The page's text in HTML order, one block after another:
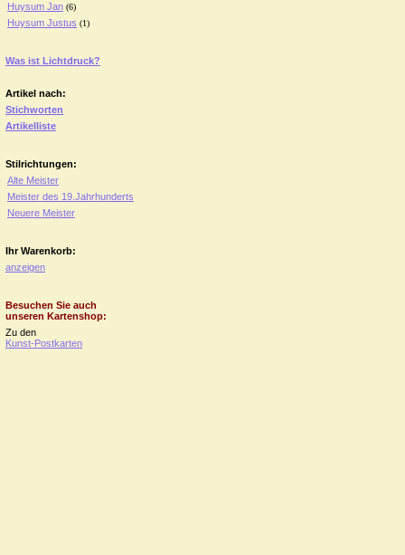
Huysum Jan (6)
Huysum Justus (1)
Was ist Lichtdruck?
Artikel nach:
Stichworten
Artikelliste
Stilrichtungen:
Alte Meister
Meister des 19.Jahrhunderts
Neuere Meister
Ihr Warenkorb:
anzeigen
Besuchen Sie auch
unseren Kartenshop:
Zu den
Kunst-Postkarten